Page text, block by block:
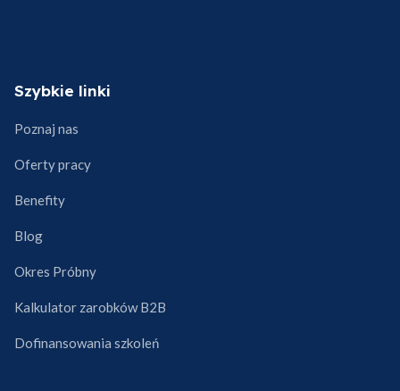
Szybkie linki
Poznaj nas
Oferty pracy
Benefity
Blog
Okres Próbny
Kalkulator zarobków B2B
Dofinansowania szkoleń